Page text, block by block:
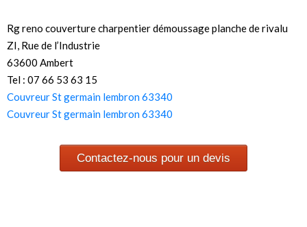
Rg reno couverture charpentier démoussage planche de rivalu
ZI, Rue de l’Industrie
63600 Ambert
Tel : 07 66 53 63 15
Couvreur St germain lembron 63340
Couvreur St germain lembron 63340
Contactez-nous pour un devis